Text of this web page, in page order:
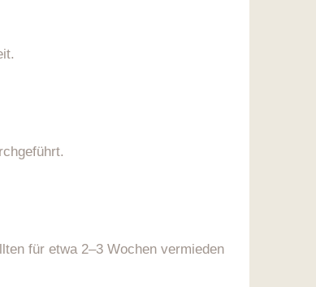
für etwa 2–3 Wochen vermieden